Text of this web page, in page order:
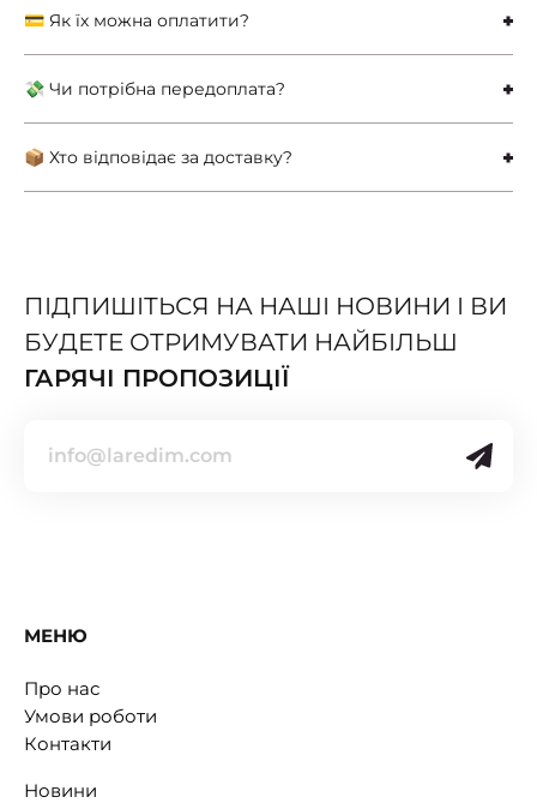
💳 Як їх можна оплатити?
💸 Чи потрібна передоплата?
📦 Хто відповідає за доставку?
ПІДПИШІТЬСЯ НА НАШІ НОВИНИ І ВИ
БУДЕТЕ ОТРИМУВАТИ НАЙБІЛЬШ
ГАРЯЧІ ПРОПОЗИЦІЇ
МЕНЮ
Про нас
Умови роботи
Контакти
Новини